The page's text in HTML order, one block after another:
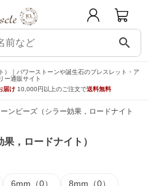
search
）｜パワーストーンや誕生石のブレスレット・ア
ー通販サイト
届け 10,000円以上のご注文で送料無料
ンビーズ（シラー効果，ロードナイト）
，ロードナイト）
6mm（0） 8mm（0）